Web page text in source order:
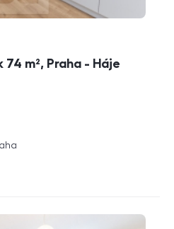
74 m², Praha - Háje